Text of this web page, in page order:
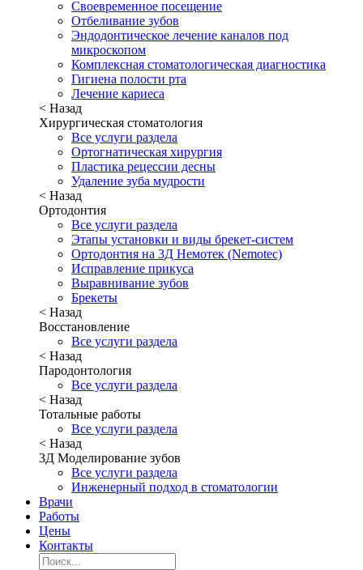
Своевременное посещение
Отбеливание зубов
Эндодонтическое лечение каналов под
микроскопом
Комплексная стоматологическая диагностика
Гигиена полости рта
Лечение кариеса
< Назад
Хирургическая стоматология
Все услуги раздела
Ортогнатическая хирургия
Пластика рецессии десны
Удаление зуба мудрости
< Назад
Ортодонтия
Все услуги раздела
Этапы установки и виды брекет-систем
Ортодонтия на 3Д Немотек (Nemotec)
Исправление прикуса
Выравнивание зубов
Брекеты
< Назад
Восстановление
Все услуги раздела
< Назад
Пародонтология
Все услуги раздела
< Назад
Тотальные работы
Все услуги раздела
< Назад
3Д Моделирование зубов
Все услуги раздела
Инженерный подход в стоматологии
Врачи
Работы
Цены
Контакты